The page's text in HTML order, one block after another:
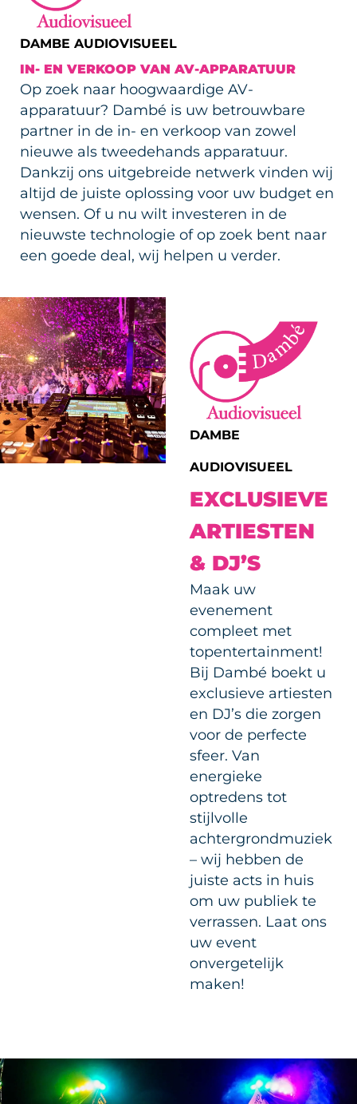
DAMBE AUDIOVISUEEL
IN- EN VERKOOP VAN AV-APPARATUUR
Op zoek naar hoogwaardige AV-
apparatuur? Dambé is uw betrouwbare
partner in de in- en verkoop van zowel
nieuwe als tweedehands apparatuur.
Dankzij ons uitgebreide netwerk vinden wij
altijd de juiste oplossing voor uw budget en
wensen. Of u nu wilt investeren in de
nieuwste technologie of op zoek bent naar
een goede deal, wij helpen u verder.
DAMBE
AUDIOVISUEEL
EXCLUSIEVE
ARTIESTEN
& DJ’S
Maak uw
evenement
compleet met
topentertainment!
Bij Dambé boekt u
exclusieve artiesten
en DJ’s die zorgen
voor de perfecte
sfeer. Van
energieke
optredens tot
stijlvolle
achtergrondmuziek
– wij hebben de
juiste acts in huis
om uw publiek te
verrassen. Laat ons
uw event
onvergetelijk
maken!